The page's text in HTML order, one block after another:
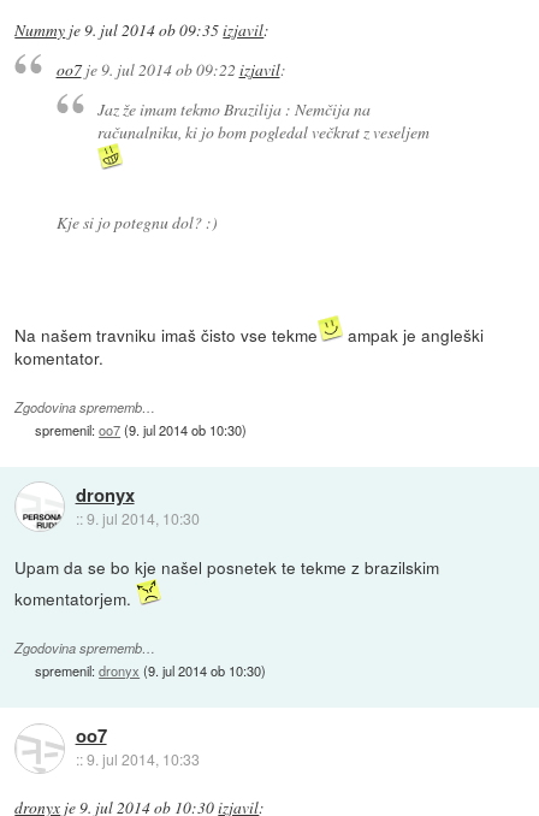
Nummy je 9. jul 2014 ob 09:35izjavil:
oo7je9. jul 2014 ob 09:22 izjavil:
Jaz že imam tekmo Brazilija : Nemčija na
računalniku, ki jo bom pogledal večkrat z veseljem
Kje si jo potegnu dol? :)
Na našem travniku imaš čisto vse tekme
ampak je angleški
komentator.
Zgodovina sprememb…
spremenil:oo7(9. jul 2014 ob 10:30)
dronyx
::9. jul 2014, 10:30
Upam da se bo kje našel posnetek te tekme z brazilskim
komentatorjem.
Zgodovina sprememb…
spremenil:dronyx (9. jul 2014 ob 10:30)
oo7
::9. jul 2014, 10:33
dronyx je9. jul 2014 ob 10:30izjavil: